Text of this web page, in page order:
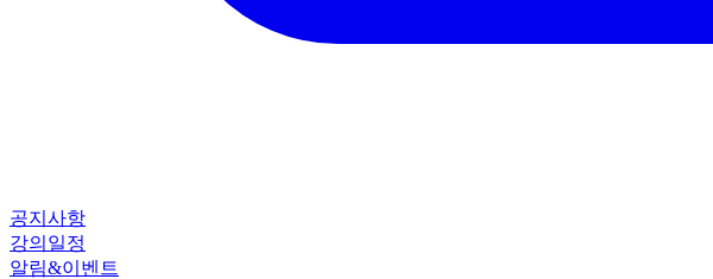
공지사항
강의일정
알림&이벤트